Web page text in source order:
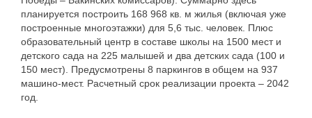
планируется построить 168 968 кв. м жилья (включая уже
построенные многоэтажки) для 5,6 тыс. человек. Плюс
образовательный центр в составе школы на 1500 мест и
детского сада на 225 малышей и два детских сада (100 и
150 мест). Предусмотрены 8 паркингов в общем на 937
машино-мест. Расчетный срок реализации проекта – 2042
год.